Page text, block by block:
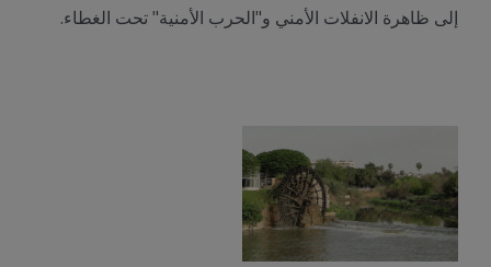
إلى ظاهرة الانفلات الأمني و"الحرب الأمنية" تحت الغطاء.